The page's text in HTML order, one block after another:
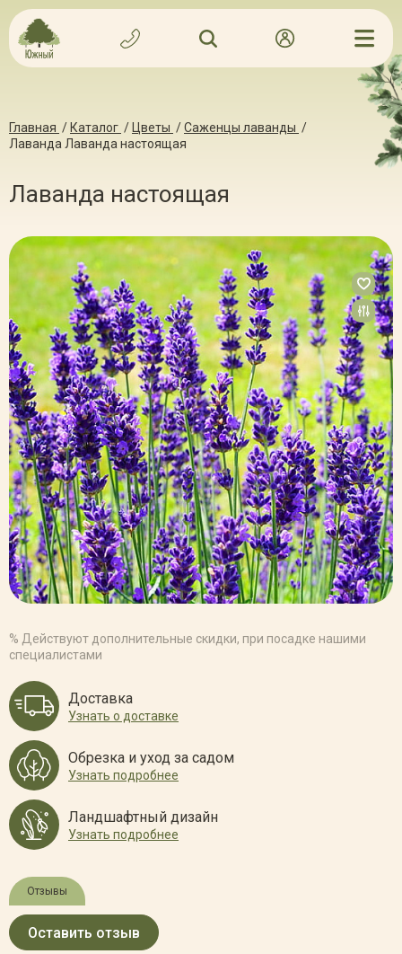
Главная / Каталог / Цветы /Саженцы лаванды /
Лаванда Лаванда настоящая
Лаванда настоящая
% Действуют дополнительные скидки, при посадке нашими
специалистами
Доставка
Узнать о доставке
Обрезка и уход за садом
Узнать подробнее
Ландшафтный дизайн
Узнать подробнее
Отзывы
Оставить отзыв